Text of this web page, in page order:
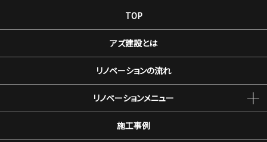
TOP
アズ建設とは
リノベーションの流れ
リノベーションメニュー
施工事例